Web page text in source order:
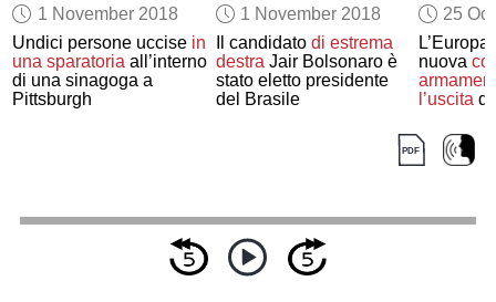
1 November 2018
Undici persone uccise in
una sparatoria all’interno
di una sinagoga a
Pittsburgh
1 November 2018
Il candidato di estrema
destraJair Bolsonaro è
stato eletto presidente
del Brasile
25
L’Europa
nuova
l’uscita
Nuclear